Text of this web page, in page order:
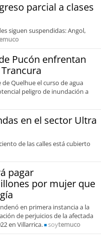
parcial a clases
siguen suspendidas: Angol,
Pucón enfrentan
Quelhue el curso de agua
peligro de inundación a
en el sector Ultra
de las calles está cubierto
pagar
por mujer que
en primera instancia a la
de perjuicios de la afectada
en Villarrica.
soytemuco